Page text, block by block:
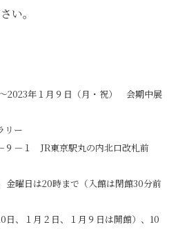
い。
2023年１月９日（月・祝） 会期中展
リー
９－１ JR東京駅丸の内北口改札前
金曜日は20時まで（入館は閉館30分前
日、１月２日、１月９日は開館）、10